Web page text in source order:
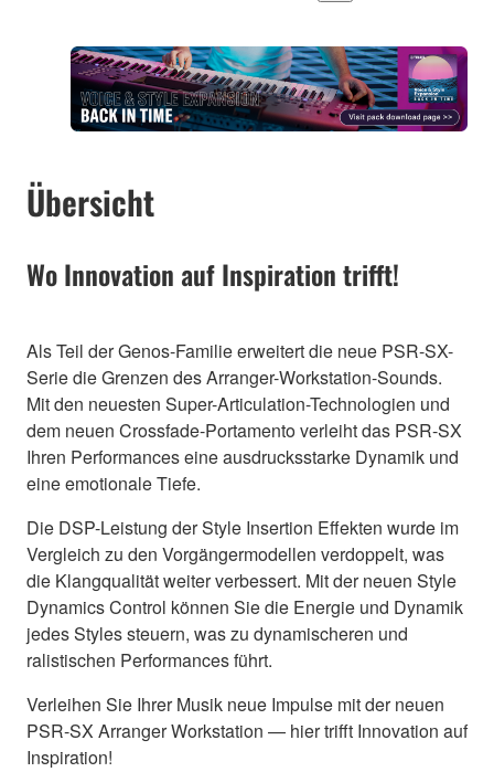
Übersicht
Wo Innovation auf Inspiration trifft!
Als Teil der Genos-Familie erweitert die neue PSR-SX-
Serie die Grenzen des Arranger-Workstation-Sounds.
Mit den neuesten Super-Articulation-Technologien und
dem neuen Crossfade-Portamento verleiht das PSR-SX
Ihren Performances eine ausdrucksstarke Dynamik und
eine emotionale Tiefe.
Die DSP-Leistung der Style Insertion Effekten wurde im
Vergleich zu den Vorgängermodellen verdoppelt, was
die Klangqualität weiter verbessert. Mit der neuen Style
Dynamics Control können Sie die Energie und Dynamik
jedes Styles steuern, was zu dynamischeren und
ralistischen Performances führt.
Verleihen Sie Ihrer Musik neue Impulse mit der neuen
PSR-SX Arranger Workstation — hier trifft Innovation auf
Inspiration!